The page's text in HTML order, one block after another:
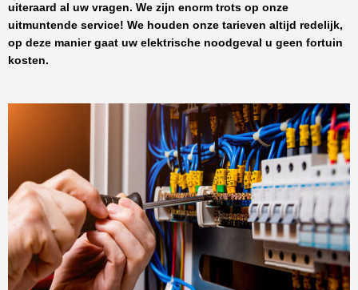
uiteraard al uw vragen. We zijn enorm trots op onze
uitmuntende service! We houden onze tarieven altijd redelijk,
op deze manier gaat uw elektrische noodgeval u geen fortuin
kosten.